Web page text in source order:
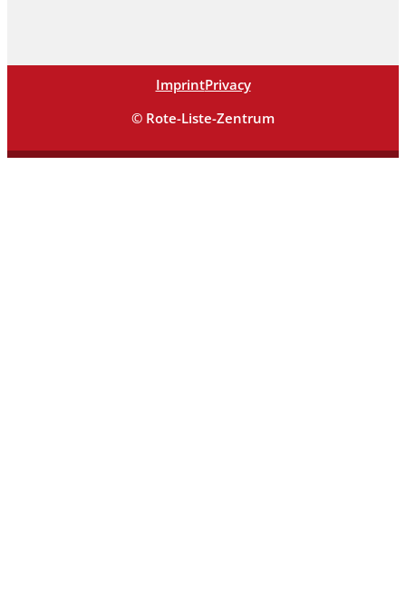
ImprintPrivacy
© Rote-Liste-Zentrum